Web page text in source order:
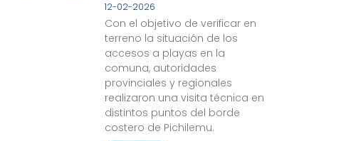
12-02-2026
Con el objetivo de verificar en
terreno la situación de los
accesos a playas en la
comuna, autoridades
provinciales y regionales
realizaron una visita técnica en
distintos puntos del borde
costero de Pichilemu.